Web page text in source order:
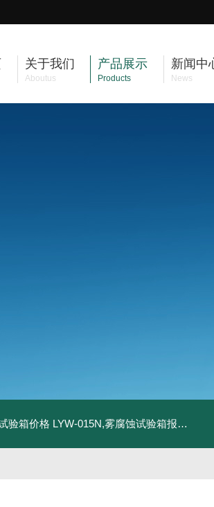
关于我们
Aboutus
产品展示
Products
新闻中
News
验箱价格 LYW-015N,雾腐蚀试验箱报价